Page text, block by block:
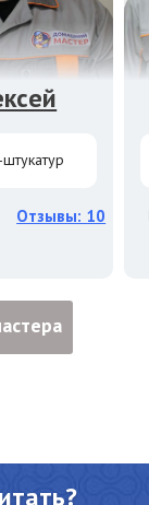
Отзывы: 10